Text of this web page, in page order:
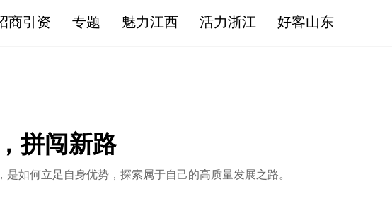
商引资 专题 魅力江西 活力浙江 好客山东
拼闯新路
如何立足自身优势，探索属于自己的高质量发展之路。